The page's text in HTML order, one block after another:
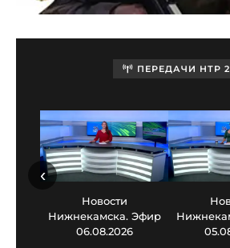
ПЕРЕДАЧИ НТР
Новости
Нижнекамска. Эфир
06.08.2026
‹